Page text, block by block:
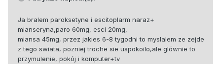
Ja bralem paroksetyne i escitoplarm naraz+
mianseryna,paro 60mg, esci 20mg,
miansa 45mg, przez jakies 6-8 tygodni to myslalem ze zejde
z tego swiata, pozniej troche sie uspokoilo,ale glównie to
przymulenie, pokój i komputer+tv